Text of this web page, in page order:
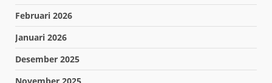
Februari 2026
Januari 2026
Desember 2025
November 2025